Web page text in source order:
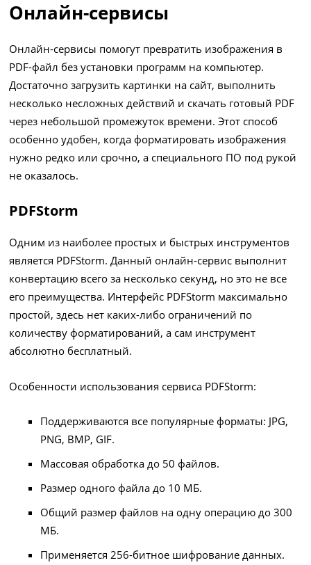
Онлайн-сервисы
Онлайн-сервисы помогут превратить изображения в
PDF-файл без установки программ на компьютер.
Достаточно загрузить картинки на сайт, выполнить
несколько несложных действий и скачать готовый PDF
через небольшой промежуток времени. Этот способ
особенно удобен, когда форматировать изображения
нужно редко или срочно, а специального ПО под рукой
не оказалось.
PDFStorm
Одним из наиболее простых и быстрых инструментов
является PDFStorm. Данный онлайн-сервис выполнит
конвертацию всего за несколько секунд, но это не все
его преимущества. Интерфейс PDFStorm максимально
простой, здесь нет каких-либо ограничений по
количеству форматирований, а сам инструмент
абсолютно бесплатный.
Особенности использования сервиса PDFStorm:
Поддерживаются все популярные форматы: JPG,
PNG, BMP, GIF.
Массовая обработка до 50 файлов.
Размер одного файла до 10 МБ.
Общий размер файлов на одну операцию до 300
МБ.
Применяется 256-битное шифрование данных.